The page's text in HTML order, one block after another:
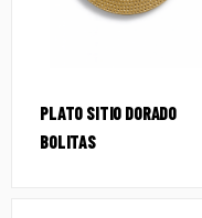
PLATO SITIO DORADO
BOLITAS